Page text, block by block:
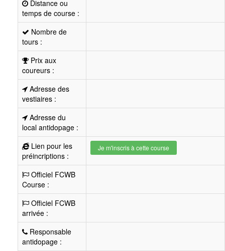
Distance ou
temps de course :
Nombre de
tours :
Prix aux
coureurs :
Adresse des
vestiaires :
Adresse du
local antidopage :
Lien pour les
préincriptions :
Je m'inscris à cette course
Officiel FCWB
Course :
Officiel FCWB
arrivée :
Responsable
antidopage :